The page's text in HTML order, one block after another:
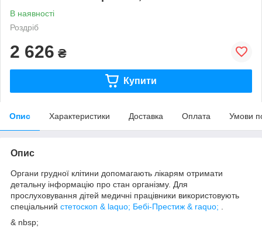
В наявності
Роздріб
2 626 ₴
Купити
Опис Характеристики Доставка Оплата Умови
Опис
Органи грудної клітини допомагають лікарям отримати
детальну інформацію про стан організму. Для
прослуховування дітей медичні працівники використовують
спеціальний стетоскоп & laquo; Бебі-Престиж & raquo;
& nbsp;